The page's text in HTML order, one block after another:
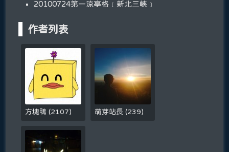
20100724第一涼亭格﹝新北三峽﹞
作者列表
方塊鴨(2107) 萌芽站長(239)